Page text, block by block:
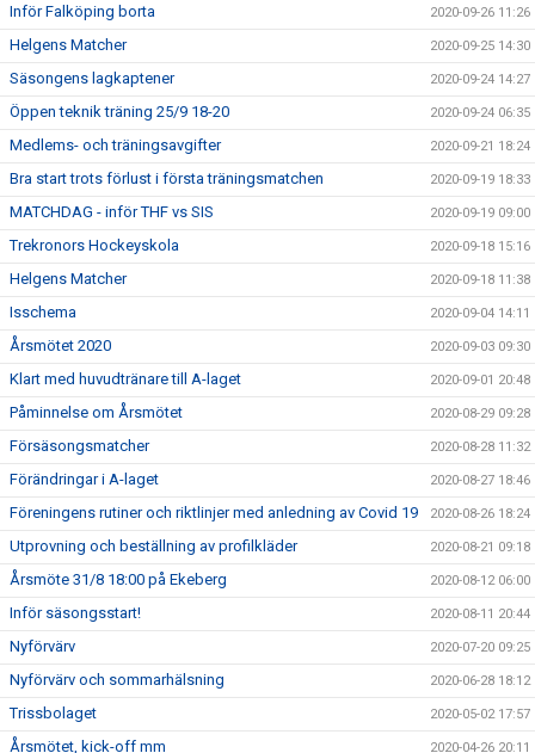
Inför Falköping borta 2020-09-26 11:26
Helgens Matcher 2020-09-25 14:30
Säsongens lagkaptener 2020-09-24 14:27
Öppen teknik träning 25/9 18-20 2020-09-24 06:35
Medlems- och träningsavgifter 2020-09-21 18:24
Bra start trots förlust i första träningsmatchen 2020-09-19 18:33
MATCHDAG - inför THF vs SIS 2020-09-19 09:00
Trekronors Hockeyskola 2020-09-18 15:16
Helgens Matcher 2020-09-18 11:38
Isschema 2020-09-04 14:11
Årsmötet 2020 2020-09-03 09:30
Klart med huvudtränare till A-laget 2020-09-01 20:48
Påminnelse om Årsmötet 2020-08-29 09:28
Försäsongsmatcher 2020-08-28 11:32
Förändringar i A-laget 2020-08-27 18:46
Föreningens rutiner och riktlinjer med anledning av Covid 19 2020-08-26 18:24
Utprovning och beställning av profilkläder 2020-08-21 09:18
Årsmöte 31/8 18:00 på Ekeberg 2020-08-12 06:00
Inför säsongsstart! 2020-08-11 20:44
Nyförvärv 2020-07-20 09:25
Nyförvärv och sommarhälsning 2020-06-28 18:12
Trissbolaget 2020-05-02 17:57
Årsmötet, kick-off mm 2020-04-26 20:11